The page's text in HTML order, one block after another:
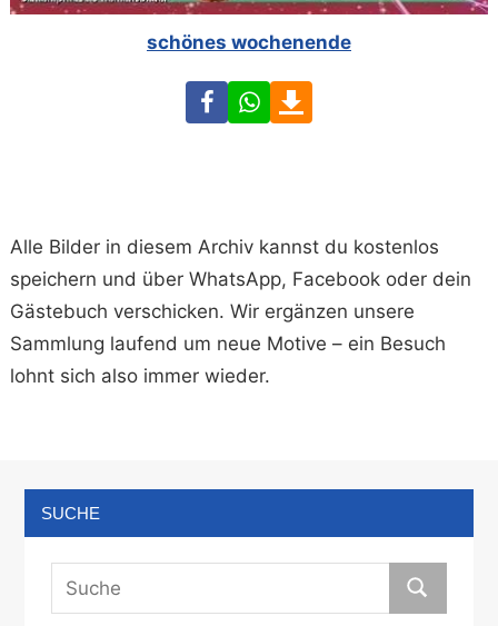
schönes wochenende
FacebookWhatsApp
Alle Bilder in diesem Archiv kannst du kostenlos
speichern und über WhatsApp, Facebook oder dein
Gästebuch verschicken. Wir ergänzen unsere
Sammlung laufend um neue Motive – ein Besuch
lohnt sich also immer wieder.
SUCHE